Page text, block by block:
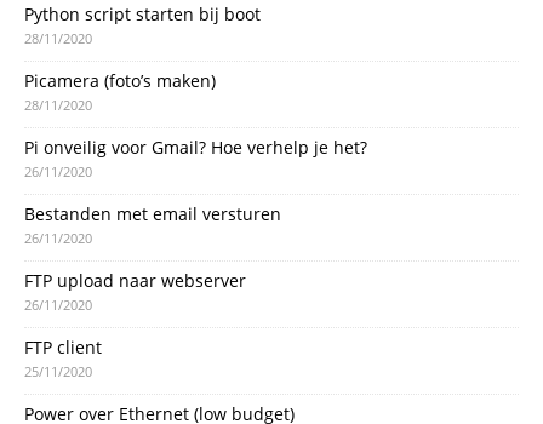
Python script starten bij boot
28/11/2020
Picamera (foto’s maken)
28/11/2020
Pi onveilig voor Gmail? Hoe verhelp je het?
26/11/2020
Bestanden met email versturen
26/11/2020
FTP upload naar webserver
26/11/2020
FTP client
25/11/2020
Power over Ethernet (low budget)